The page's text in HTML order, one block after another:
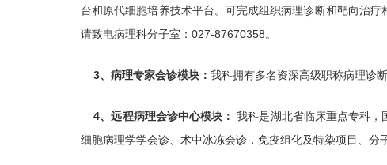
台和原代细胞培养技术平台。可完成组织病理诊断和靶向治
请致电病理科分子室：027-87670358。
3、病理专家会诊模块： 我科拥有多名资深高级职称病理诊
4、远程病理会诊中心模块： 我科是湖北省临床重点专科，
细胞病理学学会诊、术中冰冻会诊，免疫组化及特染项目、分